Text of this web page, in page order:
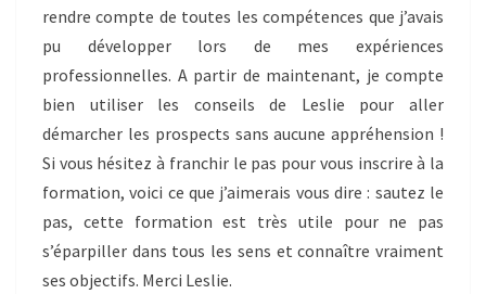
rendre compte de toutes les compétences que j’avais
pu développer lors de mes expériences
professionnelles. A partir de maintenant, je compte
bien utiliser les conseils de Leslie pour aller
démarcher les prospects sans aucune appréhension !
Si vous hésitez à franchir le pas pour vous inscrire à la
formation, voici ce que j’aimerais vous dire : sautez le
pas, cette formation est très utile pour ne pas
s’éparpiller dans tous les sens et connaître vraiment
ses objectifs. Merci Leslie.